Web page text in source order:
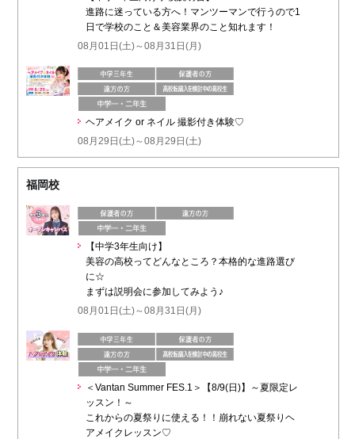
進路に迷っている方へ！マンツーマンで行うので1
日で学校のこと＆美容業界のこと知れます！
08月01日(土)～08月31日(月)
ヘアメイク or ネイル 撮影付き体験♡
08月29日(土)～08月29日(土)
福岡校
【中学3年生向け】
美容の高校ってどんなところ？本格的な進路選び
に☆
まずは説明会に参加してみよう♪
08月01日(土)～08月31日(月)
＜Vantan Summer FES.1＞【8/9(日)】～夏限定レ
ッスン！～
これからの夏祭りに使える！！崩れない夏祭りヘ
アメイクレッスン♡